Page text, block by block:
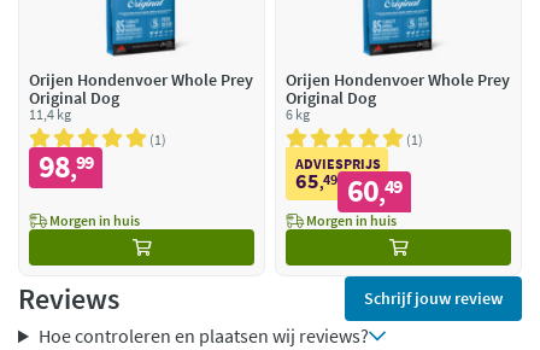
Orijen Hondenvoer Whole Prey
Original Dog
11,4 kg
1
98,99
Morgen in huis
Orijen Hondenvoer Whole Prey
Original Dog
6 kg
1
ADVIESPRIJS
65,49 60,49
Morgen in huis
Reviews Schrijf jouw review
Hoe controleren en plaatsen wij reviews?